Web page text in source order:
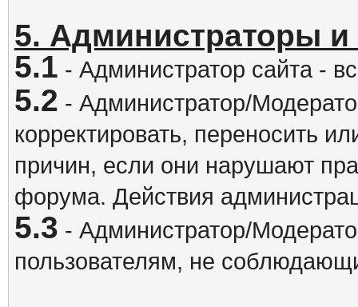
5. Администраторы
5.1 - Администратор сайта -
5.2 - Администратор/
корректировать, переносить
причин, если они нарушают
форума. Действия
5.3 - Администратор/
пользователям, не